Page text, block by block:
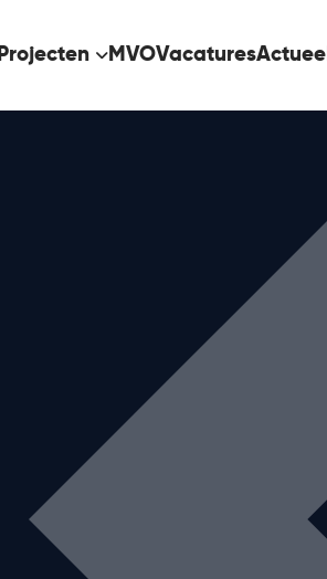
Projecten MVOVacaturesActueel